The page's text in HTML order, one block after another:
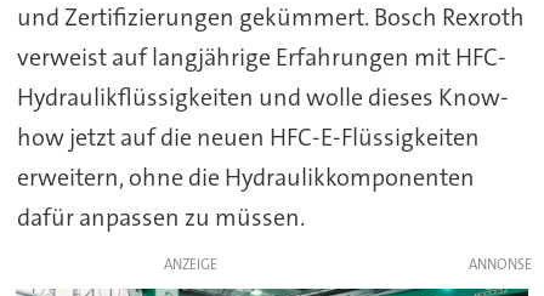
und Zertifizierungen gekümmert. Bosch Rexroth
verweist auf langjährige Erfahrungen mit HFC-
Hydraulikflüssigkeiten und wolle dieses Know-
how jetzt auf die neuen HFC-E-Flüssigkeiten
erweitern, ohne die Hydraulikkomponenten
dafür anpassen zu müssen.
ANZEIGE